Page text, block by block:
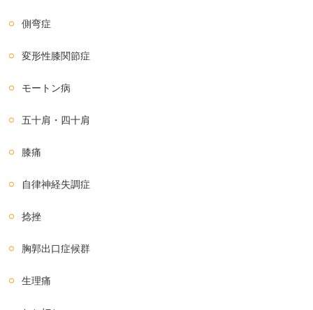
側弯症
変形性膝関節症
モートン病
五十肩・四十肩
膝痛
自律神経失調症
捻挫
胸郭出口症候群
生理痛